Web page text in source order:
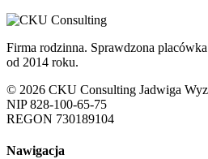
Firma rodzinna. Sprawdzona
od 2014 roku.
© 2026 CKU Consulting Jadwiga
NIP 828-100-65-75
REGON 730189104
Nawigacja